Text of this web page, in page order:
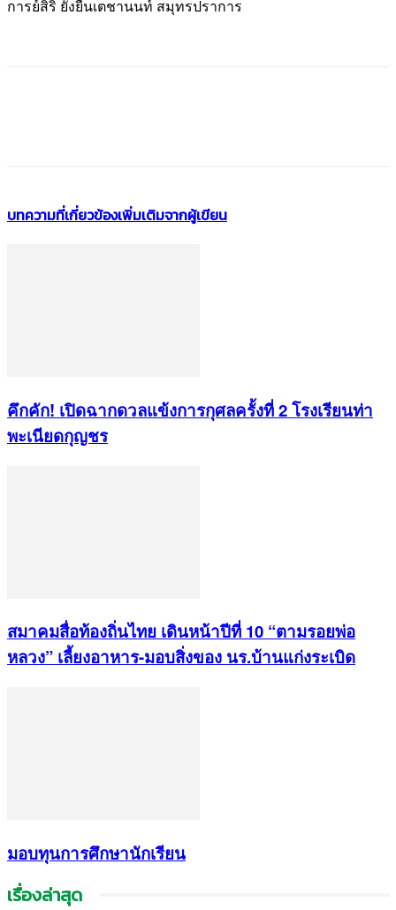
การย์สิริ ยั่งยืนเตชานนท์ สมุทรปราการ
บทความที่เกี่ยวข้องเพิ่มเติมจากผู้เขียน
คึกคัก! เปิดฉากดวลแข้งการกุศลครั้งที่ 2 โรงเรียนท่า
พะเนียดกุญชร
สมาคมสื่อท้องถิ่นไทย เดินหน้าปีที่ 10 “ตามรอยพ่อ
หลวง” เลี้ยงอาหาร-มอบสิ่งของ นร.บ้านแก่งระเบิด
มอบทุนการศึกษานักเรียน
เรื่องล่าสุด